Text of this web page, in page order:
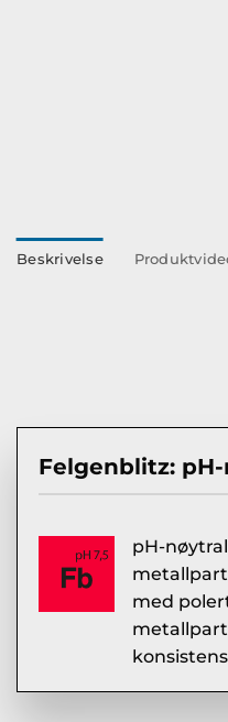
Beskrivelse
Felgenblitz:
pH-
med